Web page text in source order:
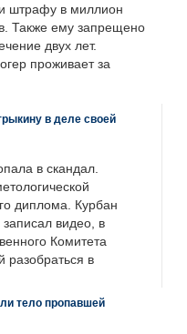
штрафу в миллион
Также ему запрещено
двух лет.
проживает за
в деле своей
в скандал.
диплома. Курбан
видео, в
Комитета
разобраться в
тело пропавшей